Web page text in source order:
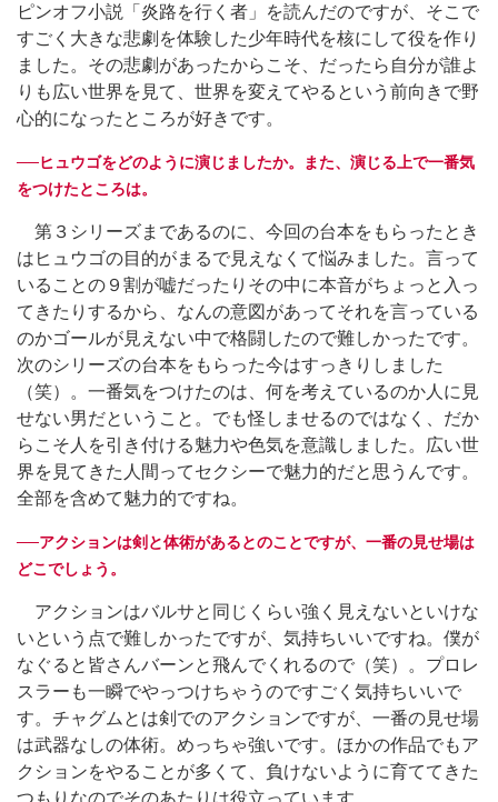
ピンオフ小説「炎路を行く者」を読んだのですが、そこで
すごく大きな悲劇を体験した少年時代を核にして役を作り
ました。その悲劇があったからこそ、だったら自分が誰よ
りも広い世界を見て、世界を変えてやるという前向きで野
心的になったところが好きです。
──ヒュウゴをどのように演じましたか。また、演じる上で一番気
をつけたところは。
第３シリーズまであるのに、今回の台本をもらったとき
はヒュウゴの目的がまるで見えなくて悩みました。言って
いることの９割が嘘だったりその中に本音がちょっと入っ
てきたりするから、なんの意図があってそれを言っている
のかゴールが見えない中で格闘したので難しかったです。
次のシリーズの台本をもらった今はすっきりしました
（笑）。一番気をつけたのは、何を考えているのか人に見
せない男だということ。でも怪しませるのではなく、だか
らこそ人を引き付ける魅力や色気を意識しました。広い世
界を見てきた人間ってセクシーで魅力的だと思うんです。
全部を含めて魅力的ですね。
──アクションは剣と体術があるとのことですが、一番の見せ場は
どこでしょう。
アクションはバルサと同じくらい強く見えないといけな
いという点で難しかったですが、気持ちいいですね。僕が
なぐると皆さんバーンと飛んでくれるので（笑）。プロレ
スラーも一瞬でやっつけちゃうのですごく気持ちいいで
す。チャグムとは剣でのアクションですが、一番の見せ場
は武器なしの体術。めっちゃ強いです。ほかの作品でもア
クションをやることが多くて、負けないように育ててきた
つもりなのでそのあたりは役立っています。